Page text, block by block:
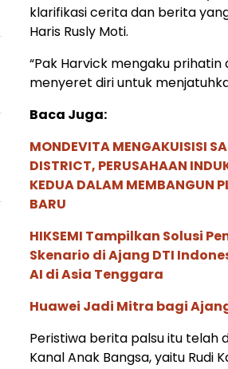
klarifikasi cerita dan berita
Haris Rusly Moti.
“Pak Harvick mengaku
menyeret diri untuk
Baca Juga:
MONDEVITA MENGAKUISISI
DISTRICT, PERUSAHAAN
KEDUA DALAM MEMBANGUN
BARU
HIKSEMI Tampilkan Solusi
Skenario di Ajang DTI
AI di Asia Tenggara
Huawei Jadi Mitra bagi Ajang
Peristiwa berita palsu itu telah
Kanal Anak Bangsa, yaitu Rudi